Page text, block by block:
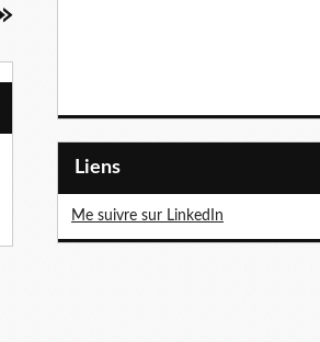
Liens
Me suivre sur LinkedIn